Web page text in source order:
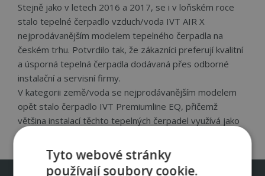
Stejně jako v letech 2016 a 2017, se i v loňském roce
stalo tepelné čerpadlo vzduch/voda IVT AIR X
nejprodávanějším modelem tepelného čerpadla na
českém trhu. Potvrdilo tak, že zákazníci preferují kvalitní
a úsporná tepelná čerpadla dodávaná přes odborné
instalační a servisní firmy.
V kategorii země/voda se nejprodávanějším modelem
opět stalo čerpadlo IVT Premiumline EQ, přičemž
většina instalací těchto tepelných čerpadel využívá jako
zdroj energie plošné kolektory.
Tyto webové stránky
používají soubory cookie.